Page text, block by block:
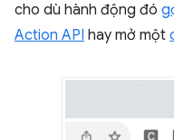
cho dù hành động đó
Action API hay mở một